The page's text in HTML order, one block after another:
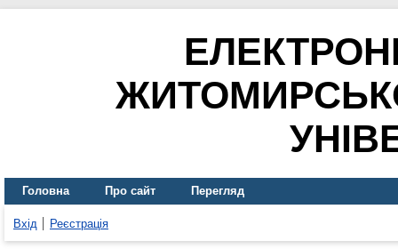
Головна Про сайт Перегляд
Вхід Реєстрація